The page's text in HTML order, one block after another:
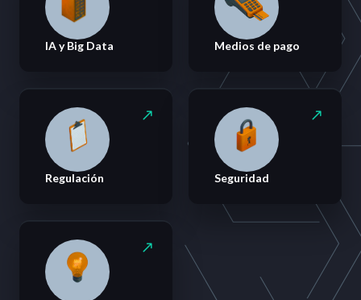
IA y Big Data Medios de pago
Regulación Seguridad